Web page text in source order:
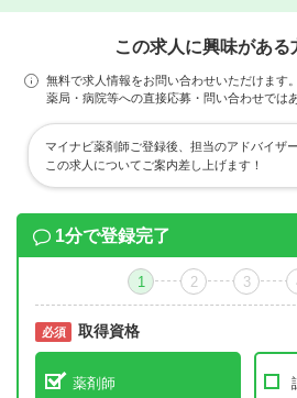
この求人に興味がある
無料で求人情報をお問い合わせいただけます。
薬局・病院等への直接応募・問い合わせでは
マイナビ薬剤師ご登録後、担当のアドバイザ
この求人についてご案内差し上げます！
1分で登録完了
1 2 3
必須 取得資格
薬剤師